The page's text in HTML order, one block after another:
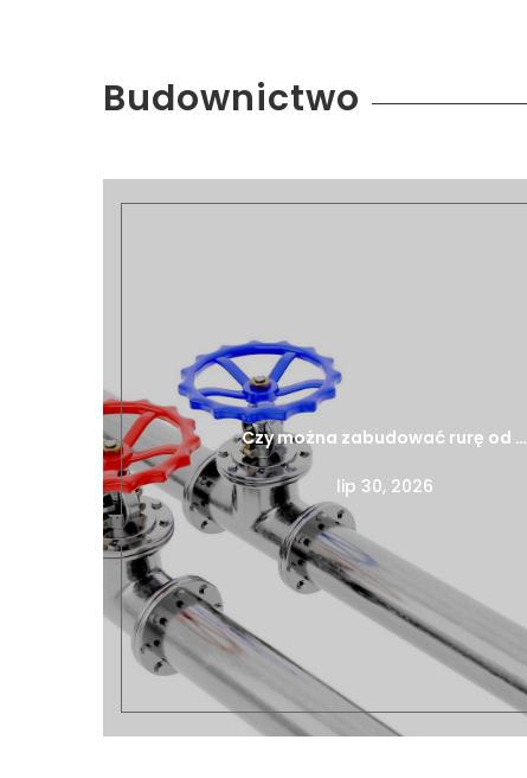
Budownictwo
Czy można zabudować rurę od …
lip 30, 2026